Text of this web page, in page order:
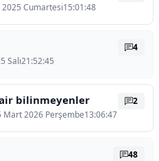
2025 Cumartesi15:01:48
Salı21:52:45
4
bilinmeyenler
Mart 2026 Perşembe13:06:47
2
48